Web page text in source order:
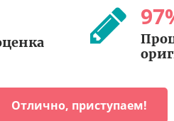
97
Отлично, приступаем!